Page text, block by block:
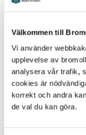
Välkommen till
Vi använder
upplevelse av
analysera vår trafik,
cookies är
korrekt och andra
de val du kan göra.
E-tjänst
Ansök om
åtgärder som inte
förhandsbesked.
E-tjänster Bygga